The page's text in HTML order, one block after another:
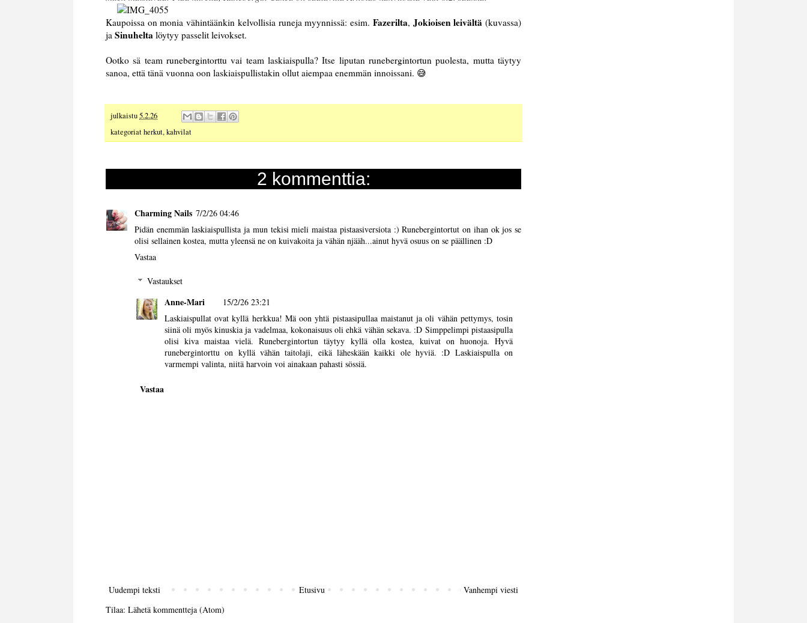
Kaupoissa on monia vähintäänkin kelvollisia runeja myynnissä: esim. Fazerilta, Jokioisen leivältä (kuvassa)
ja Sinuhelta löytyy passelit leivokset.
Ootko sä team runebergintorttu vai team laskiaispulla? Itse liputan runebergintortun puolesta, mutta täytyy
sanoa, että tänä vuonna oon laskiaispullistakin ollut aiempaa enemmän innoissani. 😅
julkaistu5.2.26
kategoriatherkut,kahvilat
2 kommenttia:
Charming Nails 7/2/26 04:46
Pidän enemmän laskiaispullista ja mun tekisi mieli maistaa pistaasiversiota :) Runebergintortut on ihan ok jos se
olisi sellainen kostea, mutta yleensä ne on kuivakoita ja vähän njääh...ainut hyvä osuus on se päällinen :D
Vastaa
Vastaukset
Anne-Mari
15/2/26 23:21
Laskiaispullat ovat kyllä herkkua! Mä oon yhtä pistaasipullaa maistanut ja oli vähän pettymys, tosin
siinä oli myös kinuskia ja vadelmaa, kokonaisuus oli ehkä vähän sekava. :D Simppelimpi pistaasipulla
olisi kiva maistaa vielä. Runebergintortun täytyy kyllä olla kostea, kuivat on huonoja. Hyvä
runebergintorttu on kyllä vähän taitolaji, eikä läheskään kaikki ole hyviä. :D Laskiaispulla on
varmempi valinta, niitä harvoin voi ainakaan pahasti sössiä.
Vastaa
Uudempi teksti Vanhempi viesti
Etusivu
Tilaa: Lähetä kommentteja (Atom)